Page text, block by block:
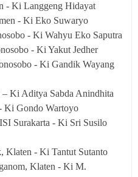
- Ki Langgeng Hidayat
- Ki Eko Suwaryo
- Ki Wahyu Eko Saputra
- Ki Yakut Jedher
- Ki Gandik Wayang
– Ki Aditya Sabda Anindhita
Ki Gondo Wartoyo
Surakarta - Ki Sri Susilo
Klaten - Ki Tantut Sutanto
Klaten - Ki M.